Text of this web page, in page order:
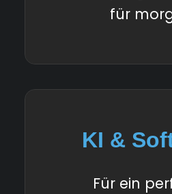
KI &
Für ein
für